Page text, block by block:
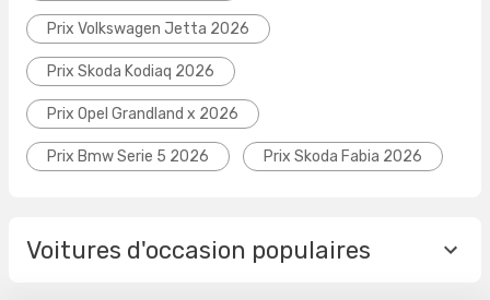
Prix Volkswagen Jetta 2026
Prix Skoda Kodiaq 2026
Prix Opel Grandland x 2026
Prix Bmw Serie 5 2026 Prix Skoda Fabia 2026
Voitures d'occasion populaires